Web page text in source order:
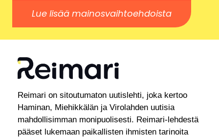
Lue lisää mainosvaihtoehdoista
Reimari on sitoutumaton uutislehti, joka kertoo
Haminan, Miehikkälän ja Virolahden uutisia
mahdollisimman monipuolisesti. Reimari-lehdestä
pääset lukemaan paikallisten ihmisten tarinoita